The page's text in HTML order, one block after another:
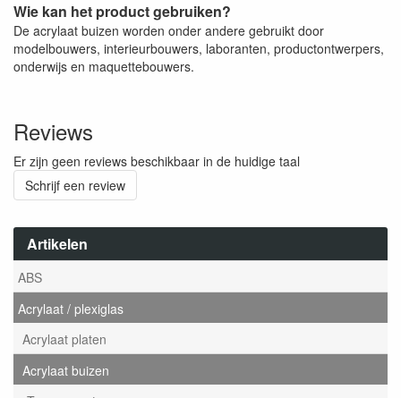
Artikelen
ABS
Acrylaat / plexiglas
Acrylaat platen
Acrylaat buizen
Wie kan het product gebruiken?
De acrylaat buizen worden onder andere gebruikt door
modelbouwers, interieurbouwers, laboranten, productontwerpers,
onderwijs en maquettebouwers.
Reviews
Er zijn geen reviews beschikbaar in de huidige taal
Schrijf een review